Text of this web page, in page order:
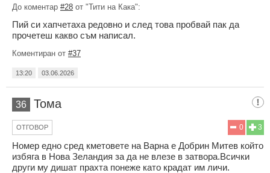
До коментар #28 от "Тити на Кака":
Пий си хапчетаха редовно и след това пробвай пак да
прочетеш какво съм написал.
Коментиран от #37
13:20 03.06.2026
36 Тома
3
0
ОТГОВОР
Номер едно сред кметовете на Варна е Добрин Митев който
избяга в Нова Зеландия за да не влезе в затвора.Всички
други му дишат прахта понеже като крадат им личи.